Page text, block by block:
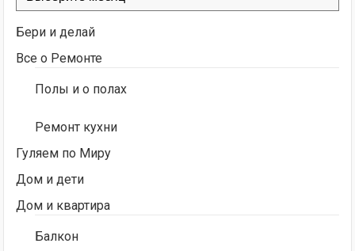
Бери и делай
Все о Ремонте
Полы и о полах
Ремонт кухни
Гуляем по Миру
Дом и дети
Дом и квартира
Балкон